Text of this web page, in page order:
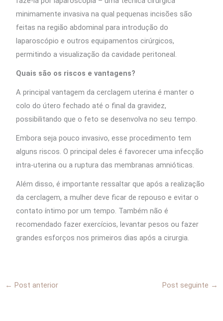
minimamente invasiva na qual pequenas incisões são
feitas na região abdominal para introdução do
laparoscópio e outros equipamentos cirúrgicos,
permitindo a visualização da cavidade peritoneal.
Quais são os riscos e vantagens?
A principal vantagem da cerclagem uterina é manter o
colo do útero fechado até o final da gravidez,
possibilitando que o feto se desenvolva no seu tempo.
Embora seja pouco invasivo, esse procedimento tem
alguns riscos. O principal deles é favorecer uma infecção
intra-uterina ou a ruptura das membranas amnióticas.
Além disso, é importante ressaltar que após a realização
da cerclagem, a mulher deve ficar de repouso e evitar o
contato íntimo por um tempo. Também não é
recomendado fazer exercícios, levantar pesos ou fazer
grandes esforços nos primeiros dias após a cirurgia.
← Post anterior Post seguinte →